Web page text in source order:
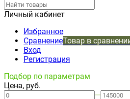
Личный кабинет
Избранное
СравнениеТовар в
Вход
Регистрация
Подбор по параметрам
Цена, руб.
—